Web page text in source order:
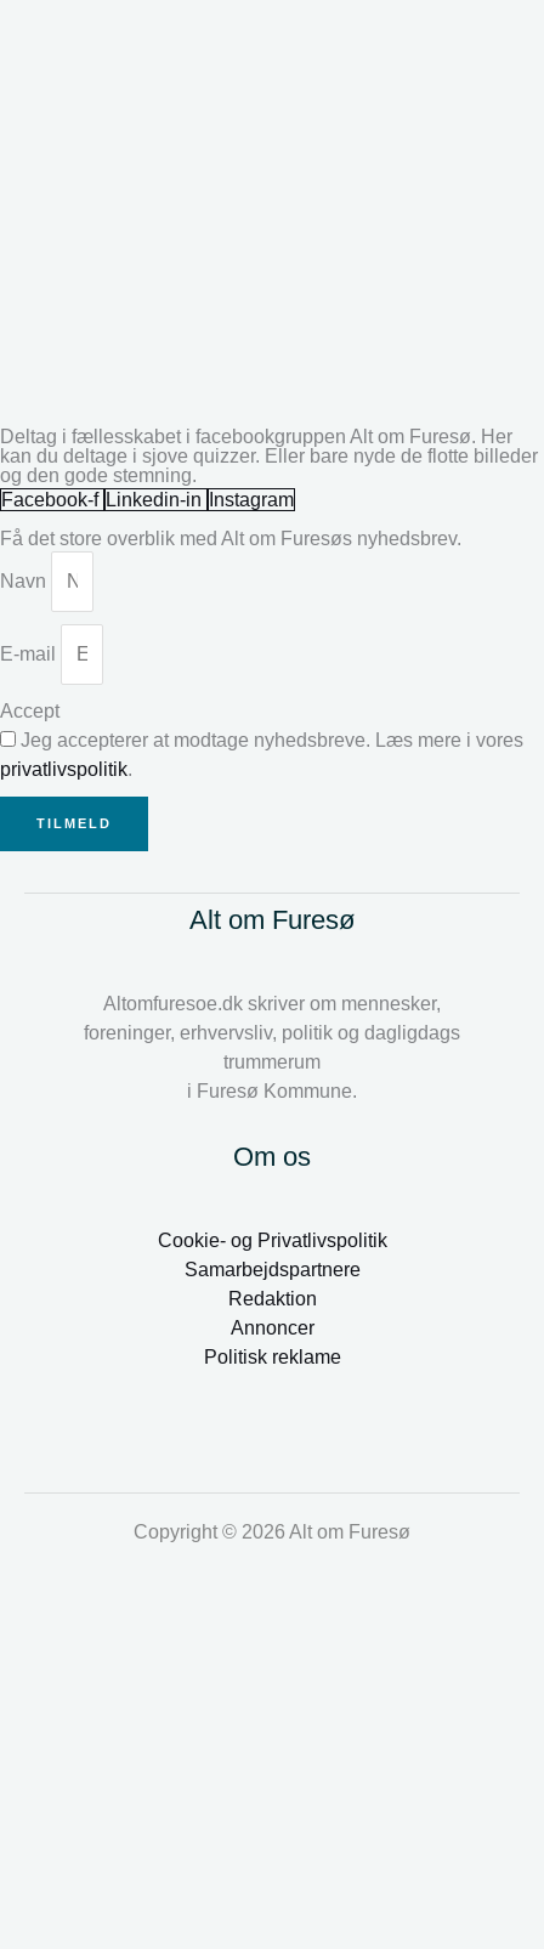
Deltag i fællesskabet i facebookgruppen Alt om Furesø. Her
kan du deltage i sjove quizzer. Eller bare nyde de flotte billeder
og den gode stemning.
Facebook-f Linkedin-in
Instagram
Få det store overblik med Alt om Furesøs nyhedsbrev.
Navn
E-mail
Accept
Jeg accepterer at modtage nyhedsbreve. Læs mere i vores
privatlivspolitik.
TILMELD
Alt om Furesø
Altomfuresoe.dk skriver om mennesker,
foreninger, erhvervsliv, politik og dagligdags
trummerum
i Furesø Kommune.
Om os
Cookie- og Privatlivspolitik
Samarbejdspartnere
Redaktion
Annoncer
Politisk reklame
Copyright © 2026 Alt om Furesø